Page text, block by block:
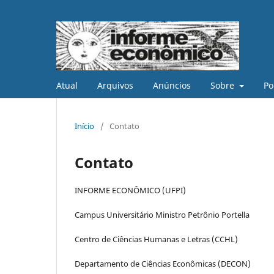
Atual Arquivos Anúncios Sobre
Início / Contato
Contato
INFORME ECONÔMICO (UFPI)
Campus Universitário Ministro Petrônio Portella
Centro de Ciências Humanas e Letras (CCHL)
Departamento de Ciências Econômicas (DECON)